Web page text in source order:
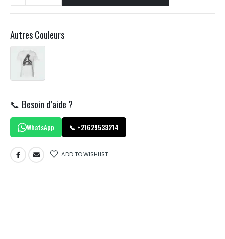
Autres Couleurs
📞 Besoin d’aide ?
WhatsApp 📞 +21629533214
ADD TO WISHLIST